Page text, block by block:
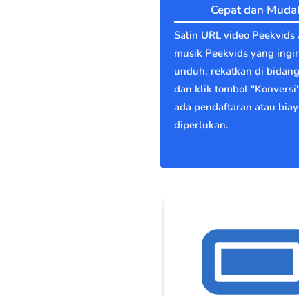
Cepat dan
Salin URL video Peekvids
musik Peekvids yang
unduh, rekatkan di
dan klik tombol
ada pendaftaran atau
diperlukan.